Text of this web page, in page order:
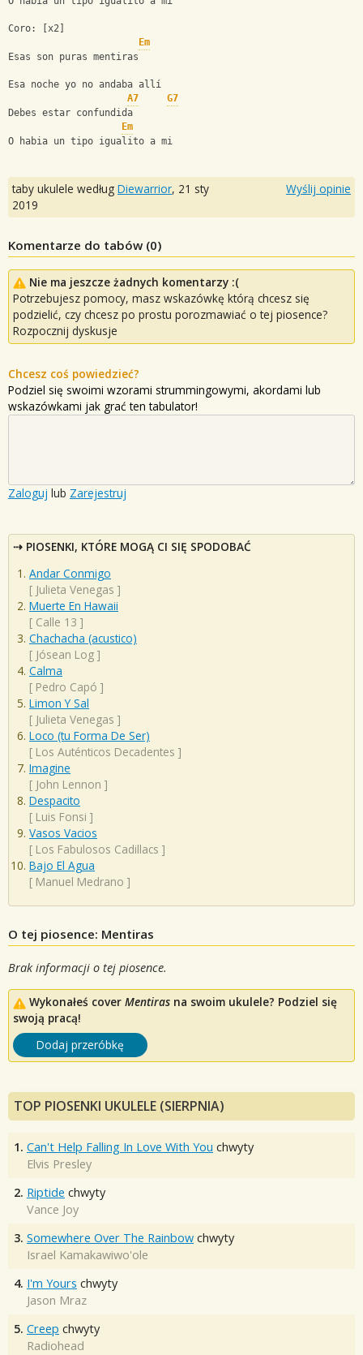
Coro: [x2]
Em
Esas son puras mentiras
Esa noche yo no andaba allí
A7
G7
Debes estar confundida
Em
O habia un tipo igualito a mi
taby ukulele według Diewarrior, 21 sty
2019
Wyślij opinie
Komentarze do tabów (0)
Nie ma jeszcze żadnych komentarzy :(
Potrzebujesz pomocy, masz wskazówkę którą chcesz się
podzielić, czy chcesz po prostu porozmawiać o tej piosence?
Rozpocznij dyskusje
Chcesz coś powiedzieć?
Podziel się swoimi wzorami strummingowymi, akordami lub
wskazówkami jak grać ten tabulator!
Zaloguj lub Zarejestruj
PIOSENKI, KTÓRE MOGĄ CI SIĘ SPODOBAĆ
Andar Conmigo
[ Julieta Venegas ]
Muerte En Hawaii
[ Calle 13 ]
Chachacha (acustico)
[ Jósean Log ]
Calma
[ Pedro Capó ]
Limon Y Sal
[ Julieta Venegas ]
Loco (tu Forma De Ser)
[ Los Auténticos Decadentes ]
Imagine
[ John Lennon ]
Despacito
[ Luis Fonsi ]
Vasos Vacios
[ Los Fabulosos Cadillacs ]
Bajo El Agua
[ Manuel Medrano ]
O tej piosence: Mentiras
Brak informacji o tej piosence.
Wykonałeś cover Mentiras na swoim ukulele? Podziel się
swoją pracą!
Dodaj przeróbkę
TOP PIOSENKI UKULELE (SIERPNIA)
1. Can't Help Falling In Love With You chwyty
Elvis Presley
2. Riptide chwyty
Vance Joy
3. Somewhere Over The Rainbow chwyty
Israel Kamakawiwo'ole
4. I'm Yours chwyty
Jason Mraz
5. Creep chwyty
Radiohead